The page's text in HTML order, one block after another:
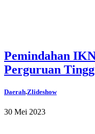
Pemindahan
Perguruan
Daerah.Zlideshow
30 Mei 2023